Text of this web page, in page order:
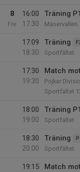
8
Fre
16:00
17:30
Träning
Maservallen
17:09
18:30
Träning
Sportfältet
17:30
19:30
Match
Pojkar
Sportfältet
18:00
19:00
Träning
Sportfältet
18:30
20:00
Träning
Sportfältet
19:15
Match